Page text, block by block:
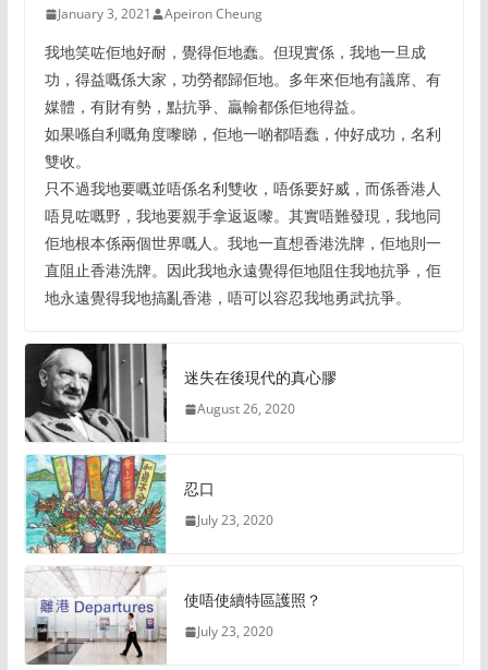
January 3, 2021 Apeiron Cheung
我地笑咗佢地好耐，覺得佢地蠢。但現實係，我地一旦成
功，得益嘅係大家，功勞都歸佢地。多年來佢地有議席、有
媒體，有財有勢，點抗爭、贏輸都係佢地得益。
如果喺自利嘅角度嚟睇，佢地一啲都唔蠢，仲好成功，名利
雙收。
只不過我地要嘅並唔係名利雙收，唔係要好威，而係香港人
唔見咗嘅野，我地要親手拿返返嚟。其實唔難發現，我地同
佢地根本係兩個世界嘅人。我地一直想香港洗牌，佢地則一
直阻止香港洗牌。因此我地永遠覺得佢地阻住我地抗爭，佢
地永遠覺得我地搞亂香港，唔可以容忍我地勇武抗爭。
迷失在後現代的真心膠
August 26, 2020
忍口
July 23, 2020
使唔使續特區護照？
July 23, 2020